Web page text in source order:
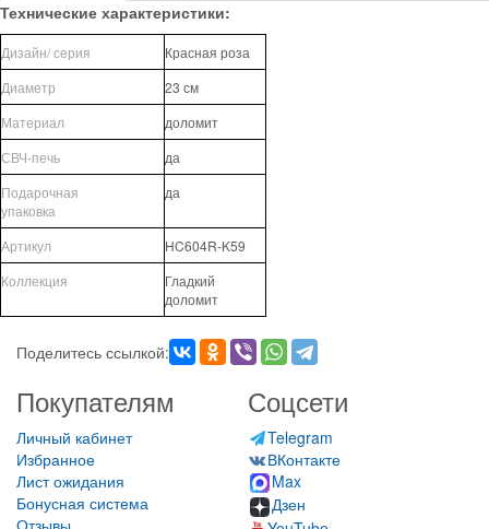
Технические характеристики:
Дизайн/ серия
Красная роза
Диаметр
23 см
Материал
доломит
СВЧ-печь
да
Подарочная
упаковка
да
Артикул
HC604R-K59
Коллекция
Гладкий
доломит
Поделитесь ссылкой:
Покупателям
Личный кабинет
Избранное
Лист ожидания
Бонусная система
Отзывы
Соцсети
Telegram
ВКонтакте
Max
Дзен